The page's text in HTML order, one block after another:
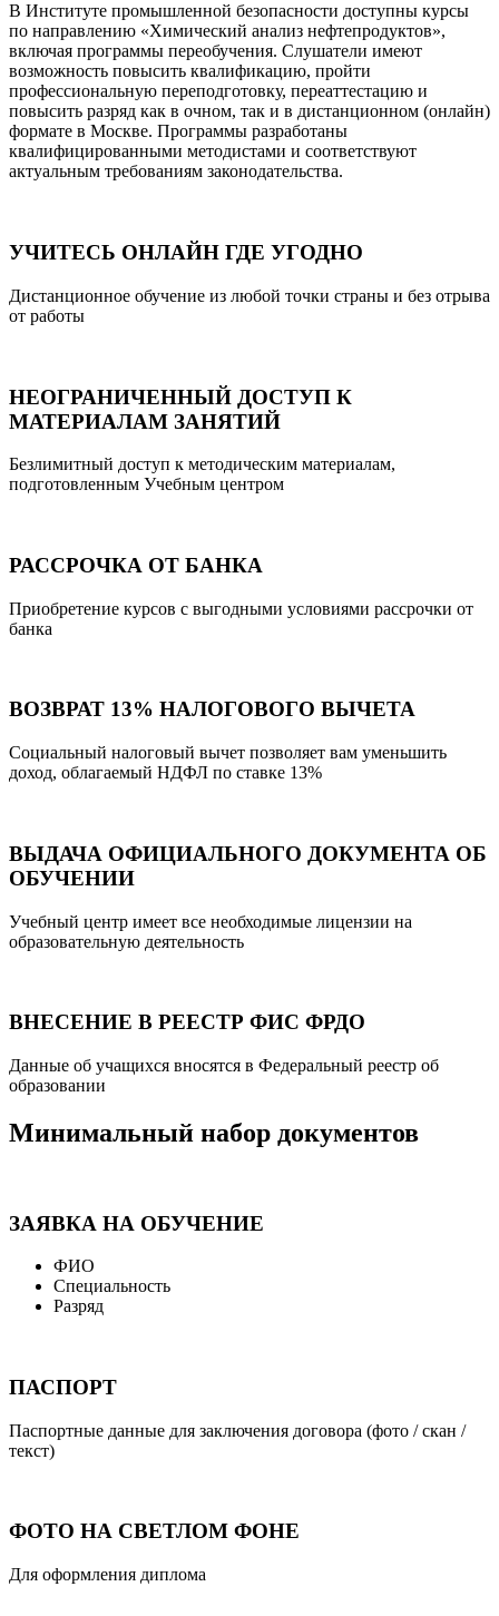
В Институте промышленной безопасности доступны курсы
по направлению «Химический анализ нефтепродуктов»,
включая программы переобучения. Слушатели имеют
возможность повысить квалификацию, пройти
профессиональную переподготовку, переаттестацию и
повысить разряд как в очном, так и в дистанционном (онлайн)
формате в Москве. Программы разработаны
квалифицированными методистами и соответствуют
актуальным требованиям законодательства.
УЧИТЕСЬ ОНЛАЙН ГДЕ УГОДНО
Дистанционное обучение из любой точки страны и без отрыва
от работы
НЕОГРАНИЧЕННЫЙ ДОСТУП К
МАТЕРИАЛАМ ЗАНЯТИЙ
Безлимитный доступ к методическим материалам,
подготовленным Учебным центром
РАССРОЧКА ОТ БАНКА
Приобретение курсов с выгодными условиями рассрочки от
банка
ВОЗВРАТ 13% НАЛОГОВОГО ВЫЧЕТА
Социальный налоговый вычет позволяет вам уменьшить
доход, облагаемый НДФЛ по ставке 13%
ВЫДАЧА ОФИЦИАЛЬНОГО ДОКУМЕНТА ОБ
ОБУЧЕНИИ
Учебный центр имеет все необходимые лицензии на
образовательную деятельность
ВНЕСЕНИЕ В РЕЕСТР ФИС ФРДО
Данные об учащихся вносятся в Федеральный реестр об
образовании
Минимальный набор документов
ЗАЯВКА НА ОБУЧЕНИЕ
ФИО
Специальность
Разряд
ПАСПОРТ
Паспортные данные для заключения договора (фото / скан /
текст)
ФОТО НА СВЕТЛОМ ФОНЕ
Для оформления диплома